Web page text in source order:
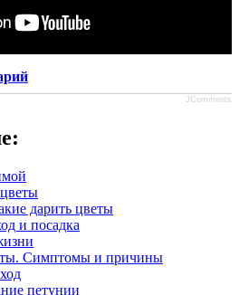
JComments
дарить цветы
и посадка
Симптомы и причины
петунии